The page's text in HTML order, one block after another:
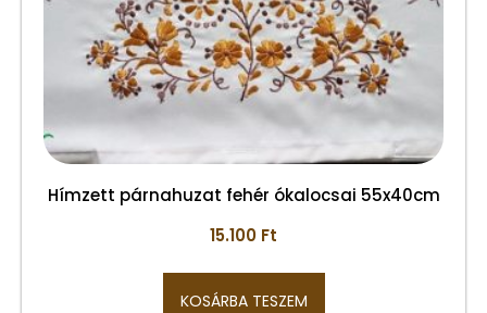
Hímzett párnahuzat fehér ókalocsai 55x40cm
15.100 Ft
KOSÁRBA TESZEM